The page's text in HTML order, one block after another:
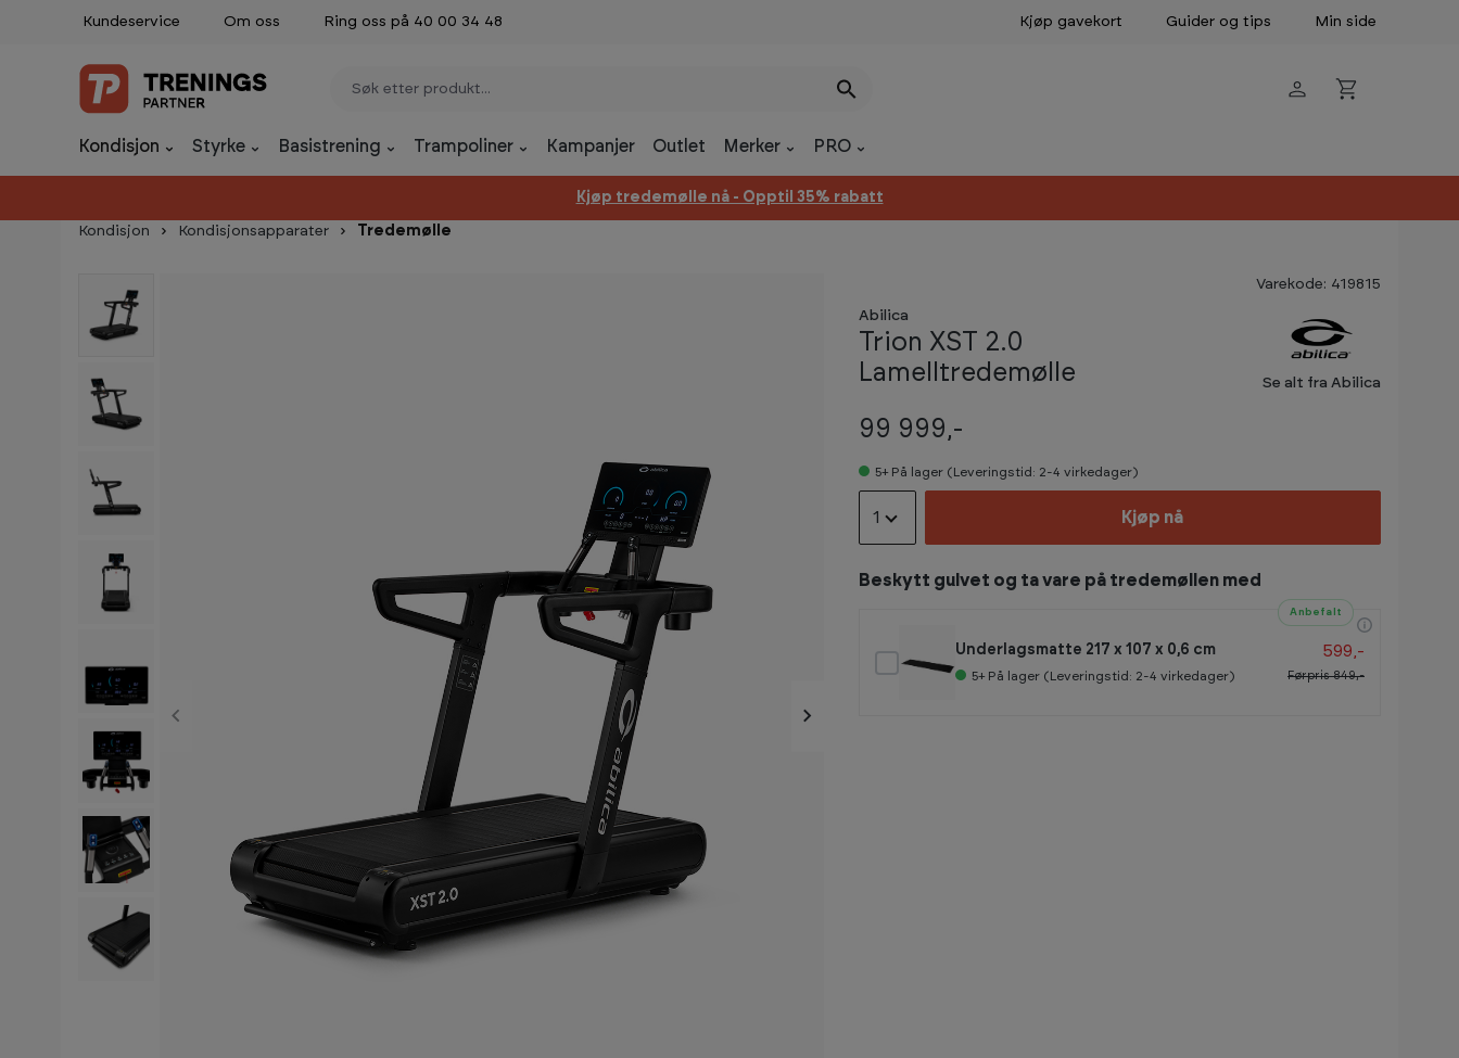
til innhold
Gå til navigasjon
Kundeservice Om oss Ring oss på 40 00 34 48 Kjøp gavekort Guider og tips Min side
Kondisjon Styrke Basistrening Trampoliner Kampanjer Outlet Merker PRO
Kjøp tredemølle nå - Opptil 35% rabatt
Kondisjon Kondisjonsapparater Tredemølle
Varekode: 419815
Abilica
Trion XST 2.0
Lamelltredemølle
Se alt fra Abilica
99 999,-
5+ På lager (Leveringstid: 2-4 virkedager)
1 Kjøp nå
Beskytt gulvet og ta vare på tredemøllen med
Anbefalt
Underlagsmatte 217 x 107 x 0,6 cm
5+ På lager (Leveringstid: 2-4 virkedager)
599,-
Førpris849,-